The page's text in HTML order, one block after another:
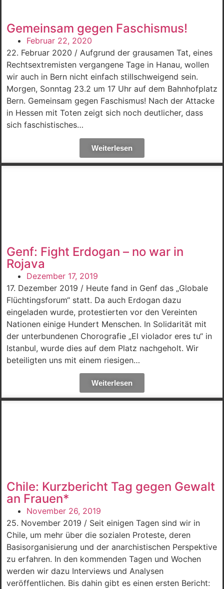
Gemeinsam gegen Faschismus!
Februar 22, 2020
22. Februar 2020 / Aufgrund der grausamen Tat, eines
Rechtsextremisten vergangene Tage in Hanau, wollen
wir auch in Bern nicht einfach stillschweigend sein.
Morgen, Sonntag 23.2 um 17 Uhr auf dem Bahnhofplatz
Bern. Gemeinsam gegen Faschismus! Nach der Attacke
in Hessen mit Toten zeigt sich noch deutlicher, dass
sich faschistisches…
Weiterlesen
Genf: Fight Erdogan – no war in
Rojava
Dezember 17, 2019
17. Dezember 2019 / Heute fand in Genf das „Globale
Flüchtingsforum“ statt. Da auch Erdogan dazu
eingeladen wurde, protestierten vor den Vereinten
Nationen einige Hundert Menschen. In Solidarität mit
der unterbundenen Chorografie „El violador eres tu“ in
Istanbul, wurde dies auf dem Platz nachgeholt. Wir
beteiligten uns mit einem riesigen…
Weiterlesen
Chile: Kurzbericht Tag gegen Gewalt
an Frauen*
November 26, 2019
25. November 2019 / Seit einigen Tagen sind wir in
Chile, um mehr über die sozialen Proteste, deren
Basisorganisierung und der anarchistischen Perspektive
zu erfahren. In den kommenden Tagen und Wochen
werden wir dazu Interviews und Analysen
veröffentlichen. Bis dahin gibt es einen ersten Bericht: